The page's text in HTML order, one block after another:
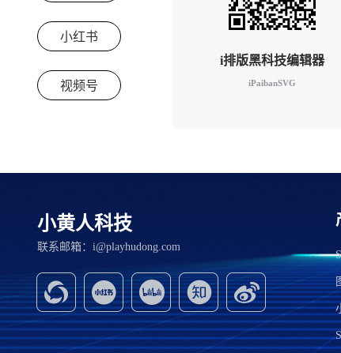
小红书
视频号
i排版黑科技编辑器
iPaibanSVG
小黄人科技
联系邮箱：i@playhudong.com